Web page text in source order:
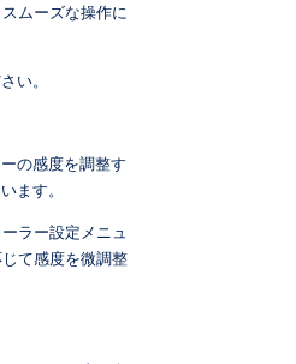
ムーズな操作に
い。
の感度を調整す
ます。
ラー設定メニュ
て感度を微調整